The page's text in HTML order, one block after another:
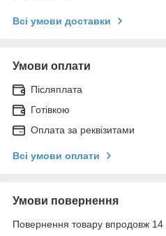
Всі умови доставки
Умови оплати
Післяплата
Готівкою
Оплата за реквізитами
Всі умови оплати
Умови повернення
Повернення товару впродовж 14